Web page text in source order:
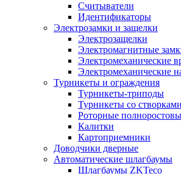
Считыватели
Идентификаторы
Электрозамки и защелки
Электрозащелки
Электромагнитные
Электромеханические
Электромеханические
Турникеты и ограждения
Турникеты-триподы
Турникеты со створками
Роторные
Калитки
Картоприемники
Доводчики дверные
Автоматические шлагбаумы
Шлагбаумы ZKTeco